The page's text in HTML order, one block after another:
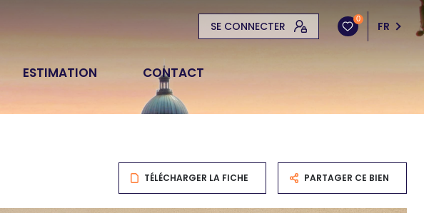
SE CONNECTER
0
FR
ESTIMATION CONTACT
TÉLÉCHARGER LA FICHE PARTAGER CE BIEN